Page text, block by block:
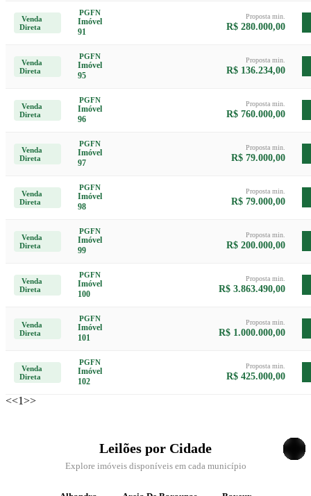
Venda
Direta
PGFN
Imóvel
91
Proposta min.
R$ 280.000,00
Venda
Direta
PGFN
Imóvel
95
Proposta min.
R$ 136.234,00
Venda
Direta
PGFN
Imóvel
96
Proposta min.
R$ 760.000,00
Venda
Direta
PGFN
Imóvel
97
Proposta min.
R$ 79.000,00
Venda
Direta
PGFN
Imóvel
98
Proposta min.
R$ 79.000,00
Venda
Direta
PGFN
Imóvel
99
Proposta min.
R$ 200.000,00
Venda
Direta
PGFN
Imóvel
100
Proposta min.
R$ 3.863.490,00
Venda
Direta
PGFN
Imóvel
101
Proposta min.
R$ 1.000.000,00
Venda
Direta
PGFN
Imóvel
102
Proposta min.
R$ 425.000,00
<<1>>
Leilões por Cidade
Explore imóveis disponíveis em cada município